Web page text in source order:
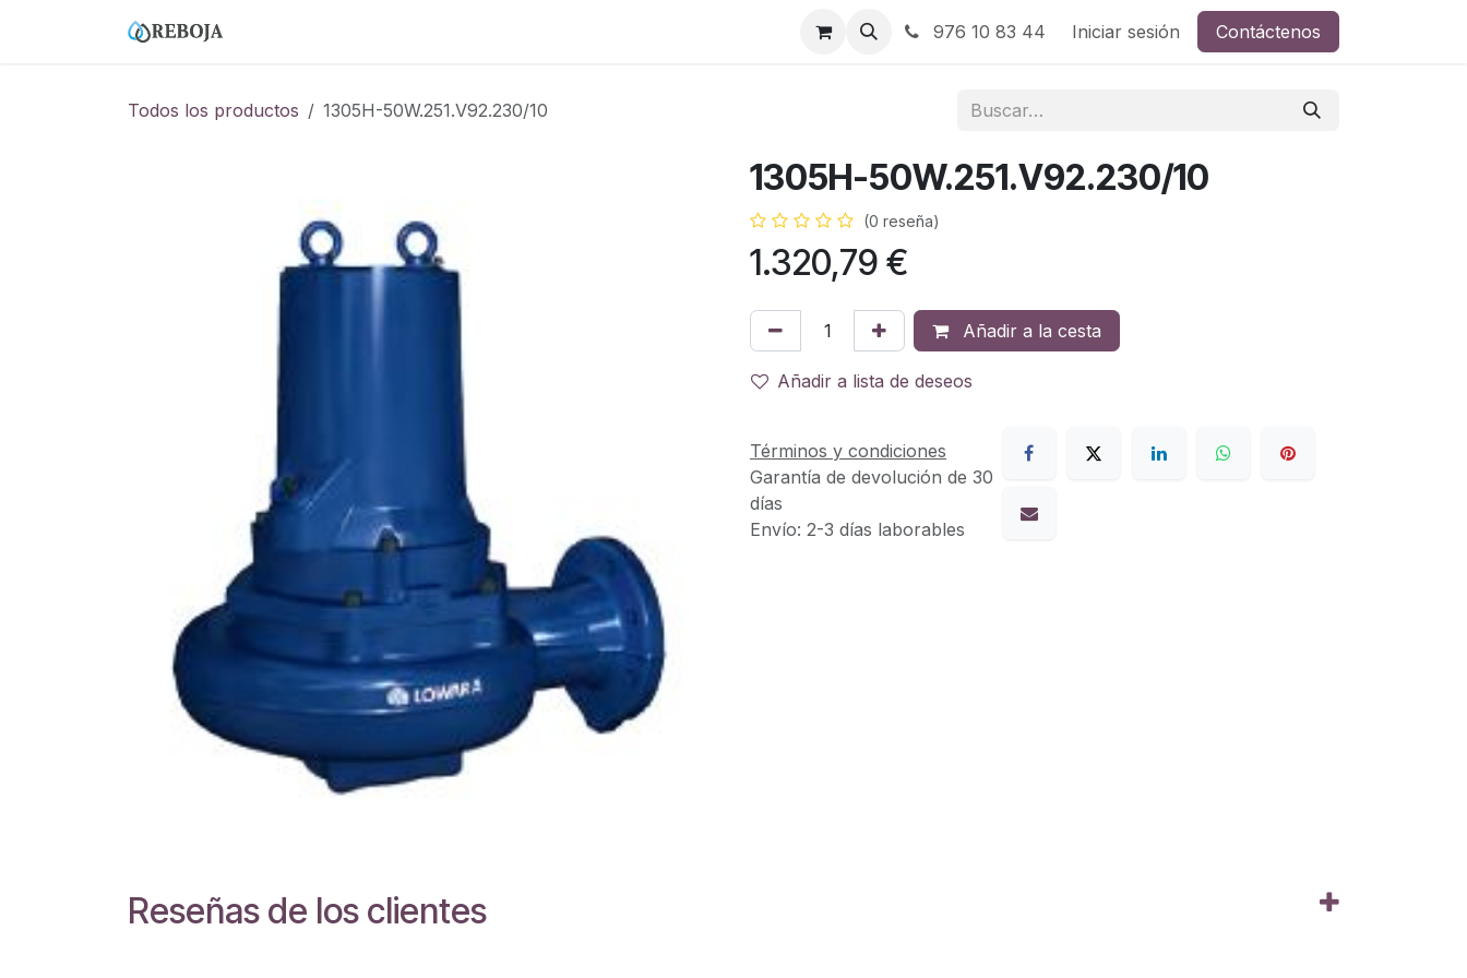
Blog 976 10 83 44 Iniciar sesión Contáctenos
Todos los productos 1305H-50W.251.V92.230/10
1305H-50W.251.V92.230/10
(0 reseña)
1.320,79 €
Añadir a la cesta
Añadir a lista de deseos
Términos y condiciones
Garantía de devolución de 30
días
Envío: 2-3 días laborables
Reseñas de los clientes